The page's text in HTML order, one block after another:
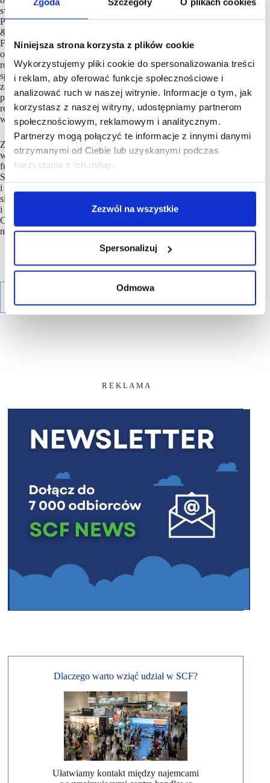
Niniejsza strona korzysta z plików cookie
Wykorzystujemy pliki cookie do spersonalizowania treści
i reklam, aby oferować funkcje społecznościowe i
analizować ruch w naszej witrynie. Informacje o tym, jak
korzystasz z naszej witryny, udostępniamy partnerom
społecznościowym, reklamowym i analitycznym.
Partnerzy mogą połączyć te informacje z innymi danymi
otrzymanymi od Ciebie lub uzyskanymi podczas
korzystania z ich usług.
Zezwól na wszystkie
Spersonalizuj
Odmowa
swoich klientów i kreować przestrzenie tętniące życiem.
Portfolio usług firmy, w ramach linii biznesowych Property
& Asset Services (PAS), Development (DEV) oraz Resources,
Fund & Investment (RFI), obejmuje m.in. zarządzanie
obiektami handlowymi, wynajem powierzchni handlowej,
rozwój nieruchomości, asset management, marketing, ESG,
sprzedaż terenów pod inwestycje. Spółka kompleksowo
zarządza 25 centrami i galeriami handlowymi o łącznej
powierzchni blisko 700 tys. mkw. Jako komercjalizator
reprezentuje 54 centra handlowe, w tym Blue City
w Warszawie, 28 obiektów handlowych Auchan.
Zespół Nhood Services Poland
tworzy innowacyjne
wielofunkcyjne projekty o wyjątkowej skali, licznych
funkcjach i zgodnie z zasadami zrównoważonego rozwoju.
Są to przestrzenie przyjazne lokalnym społecznościom
i dopasowane do istniejącej tkanki miejskiej. Firma podejmuje
się także innych ambitnych projektów deweloperskich
i obsługuje transakcje sprzedaży terenów inwestycyjnych
Ceetrus Polska o powierzchni 160 ha, oferując klientom nowe
możliwości biznesowe.
R E K L A M A
Dlaczego warto wziąć udział w SCF?
Ułatwiamy kontakt między najemcami